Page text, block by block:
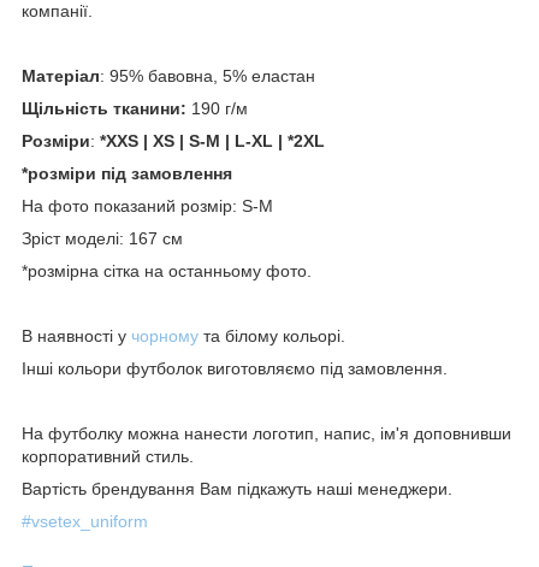
компанії.
Матеріал: 95% бавовна, 5% еластан
Щільність тканини: 190 г/м
Розміри: *XXS | XS | S-M | L-XL | *2XL
*розміри під замовлення
На фото показаний розмір: S-M
Зріст моделі: 167 см
*розмірна сітка на останньому фото.
В наявності у чорному та білому кольорі.
Інші кольори футболок виготовляємо під замовлення.
На футболку можна нанести логотип, напис, ім'я доповнивши
корпоративний стиль.
Вартість брендування Вам підкажуть наші менеджери.
#vsetex_uniform